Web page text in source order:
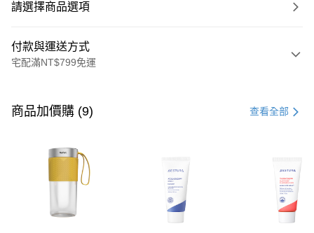
請選擇商品選項
付款與運送方式
宅配滿NT$799免運
信用卡一次付款
3 期 0 利率 每期
合作金庫商業銀行
第一商業銀行
華南商業銀行
彰化商業銀行
上海商業儲蓄銀行
台北富邦商業銀行
兆豐國際商業銀行
6 期 0 利率 每期 21家銀行
合作金庫商業銀行
第一商業銀行
華南商業銀行
彰化商業銀行
商品加價購 (9) 查看全部